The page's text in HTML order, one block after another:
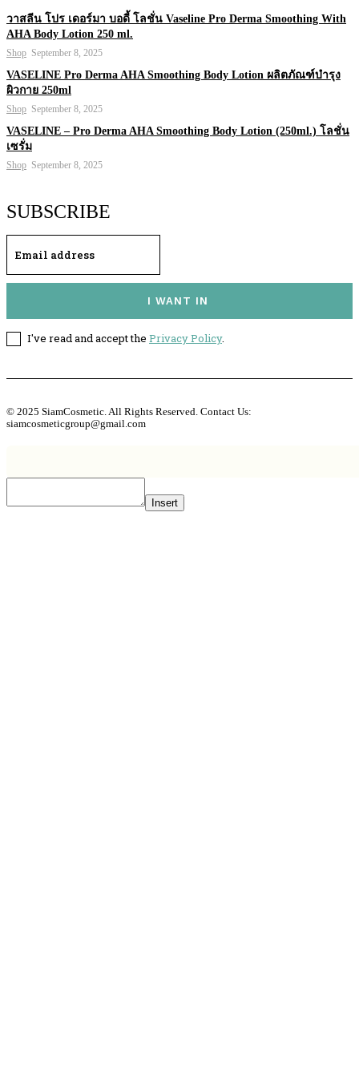
วาสลีน โปร เดอร์มา บอดี้ โลชั่น Vaseline Pro Derma Smoothing With
AHA Body Lotion 250 ml.
Shop September 8, 2025
VASELINE Pro Derma AHA Smoothing Body Lotion ผลิตภัณฑ์บำรุง
ผิวกาย 250ml
Shop September 8, 2025
VASELINE – Pro Derma AHA Smoothing Body Lotion (250ml.) โลชั่น
เซรั่ม
Shop September 8, 2025
SUBSCRIBE
I WANT IN
I've read and accept the Privacy Policy.
© 2025 SiamCosmetic. All Rights Reserved. Contact Us:
siamcosmeticgroup@gmail.com
Insert